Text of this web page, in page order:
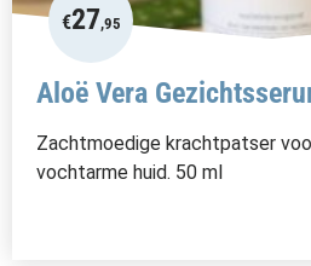
€27,95
Aloë Vera
Zachtmoedige krachtpatser
vochtarme huid. 50 ml